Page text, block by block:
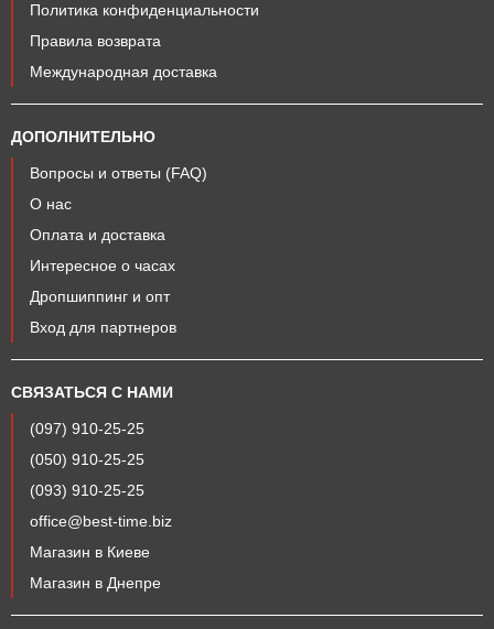
Политика конфиденциальности
Правила возврата
Международная доставка
ДОПОЛНИТЕЛЬНО
Вопросы и ответы (FAQ)
О нас
Оплата и доставка
Интересное о часах
Дропшиппинг и опт
Вход для партнеров
СВЯЗАТЬСЯ С НАМИ
(097) 910-25-25
(050) 910-25-25
(093) 910-25-25
office@best-time.biz
Магазин в Киеве
Магазин в Днепре